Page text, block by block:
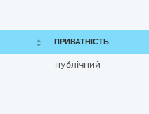
ПРИВАТНІСТЬ
публічний